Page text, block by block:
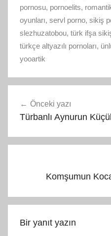
pornosu, pornoelits,
oyunları, servl porno, sikiş
slezhuzatobou, türk ifşa
türkçe altyazılı pornoları,
yooartik
gezinmesi
Önceki yazı
Türbanlı Aynurun
Komşumun
Bir yanıt yazın